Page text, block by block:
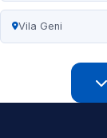
Vila Geni